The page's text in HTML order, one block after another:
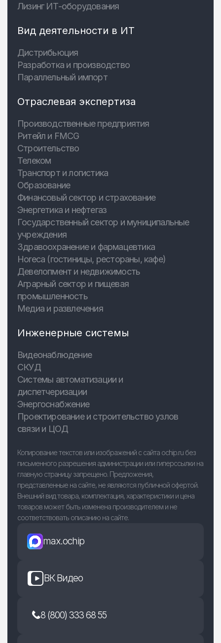
Лизинг ИТ-оборудования
Вид деятельности в ИТ
Дистрибьюция
Разработка и производство
Параллельный импорт
Отраслевая экспертиза
Производственные предприятия
Ритейл и FMCG
Строительство
Телеком
Транспорт и логистика
Образование
Финансовый сектор и страхование
Энергетика и нефтегаз
Государственный сектор и муниципальные
учреждения
Здравоохранение и фармацевтика
Horeca (гостиницы, рестораны, кафе)
Девелопмент и недвижимость
Аграрный сектор и пищевая
промышленность
Медиа и развлечения
Инженерные системы
Видеонаблюдение
СКУД
Системы автоматизации и
диспетчеризации
Энергоснабжение
Проектирование и строительство узлов
связи и ЦОД
Копирование текстов или изображений с сайта ochip.ru без
письменного разрешения администрации или гиперссылки на
главную страницу запрещено. Предложения,
представленные на сайте, не являются публичной офертой.
Внешний вид товара, комплектация, характеристики и цена
товаров может быть изменена производителем и не
соответствовать описанию на сайте.
max.ochip
ВК Видео
8 (800) 333 68 55